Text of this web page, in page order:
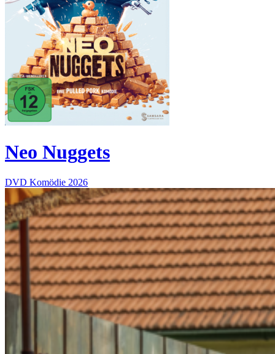
Neo Nuggets
DVD Komödie 2026